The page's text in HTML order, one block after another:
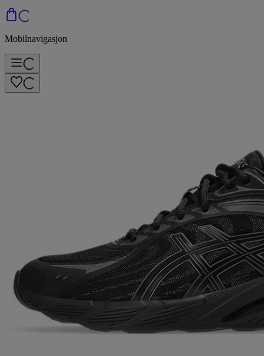
Mobilnavigasjon